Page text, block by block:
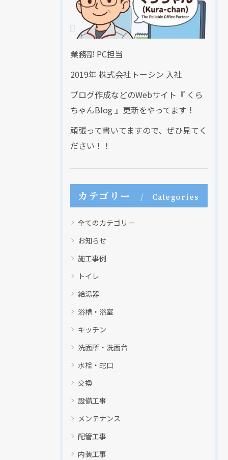
業務部 PC担当
2019年 株式会社トーシン 入社
ブログ作成などのWebサイト『 くら
ちゃんBlog 』更新をやってます！
頑張って書いてますので、ぜひ見てく
ださい！！
カテゴリー Categories
全てのカテゴリー
お知らせ
施工事例
トイレ
給湯器
浴槽・浴室
キッチン
洗面所・洗面台
水栓・蛇口
交換
設備工事
メンテナンス
配管工事
内装工事